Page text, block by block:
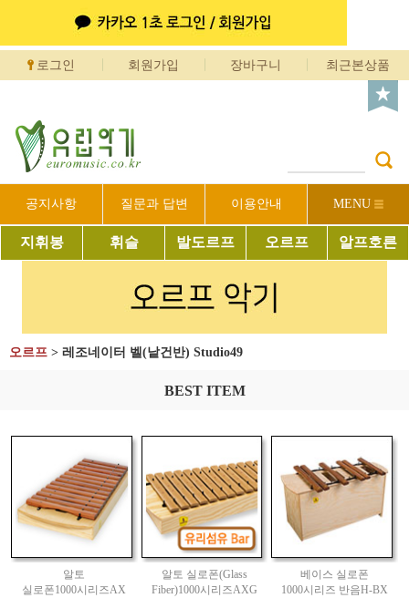
로그인 회원가입 장바구니 최근본상품
공지사항 질문과 답변 이용안내 MENU
지휘봉 휘슬 발도르프 오르프 알프호른
오르프 > 레조네이터 벨(낱건반) Studio49
BEST ITEM
알토
실로폰1000시리즈AX
알토 실로폰(Glass
Fiber)1000시리즈AXG
베이스 실로폰
1000시리즈 반음H-BX